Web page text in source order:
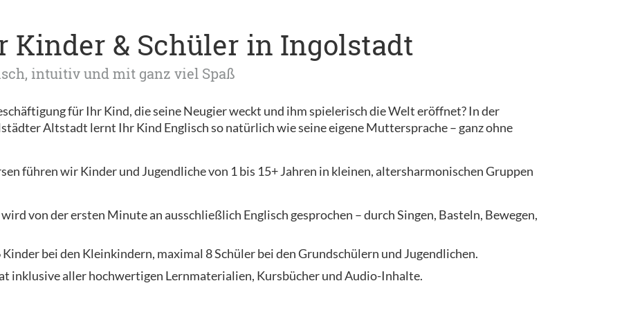
Kinder & Schüler in Ingolstadt
intuitiv und mit ganz viel Spaß
für Ihr Kind, die seine Neugier weckt und ihm spielerisch die Welt eröffnet? In der
Altstadt lernt Ihr Kind Englisch so natürlich wie seine eigene Muttersprache – ganz ohne
führen wir Kinder und Jugendliche von 1 bis 15+ Jahren in kleinen, altersharmonischen Gruppen
von der ersten Minute an ausschließlich Englisch gesprochen – durch Singen, Basteln, Bewegen,
bei den Kleinkindern, maximal 8 Schüler bei den Grundschülern und Jugendlichen.
inklusive aller hochwertigen Lernmaterialien, Kursbücher und Audio-Inhalte.